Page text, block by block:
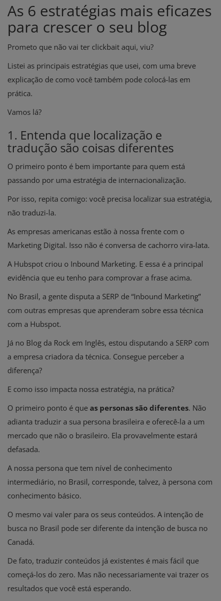
As 6 estratégias mais eficazes
para crescer o seu blog
Prometo que não vai ter clickbait aqui, viu?
Listei as principais estratégias que usei, com uma breve
explicação de como você também pode colocá-las em
prática.
Vamos lá?
1. Entenda que localização e
tradução são coisas diferentes
O primeiro ponto é bem importante para quem está
passando por uma estratégia de internacionalização.
Por isso, repita comigo: você precisa localizar sua estratégia,
não traduzi-la.
As empresas americanas estão à nossa frente com o
Marketing Digital. Isso não é conversa de cachorro vira-lata.
A Hubspot criou o Inbound Marketing. E essa é a principal
evidência que eu tenho para comprovar a frase acima.
No Brasil, a gente disputa a SERP de “Inbound Marketing”
com outras empresas que aprenderam sobre essa técnica
com a Hubspot.
Já no Blog da Rock em Inglês, estou disputando a SERP com
a empresa criadora da técnica. Consegue perceber a
diferença?
E como isso impacta nossa estratégia, na prática?
O primeiro ponto é que as personas são diferentes. Não
adianta traduzir a sua persona brasileira e oferecê-la a um
mercado que não o brasileiro. Ela provavelmente estará
defasada.
A nossa persona que tem nível de conhecimento
intermediário, no Brasil, corresponde, talvez, à persona com
conhecimento básico.
O mesmo vai valer para os seus conteúdos. A intenção de
busca no Brasil pode ser diferente da intenção de busca no
Canadá.
De fato, traduzir conteúdos já existentes é mais fácil que
começá-los do zero. Mas não necessariamente vai trazer os
resultados que você está esperando.